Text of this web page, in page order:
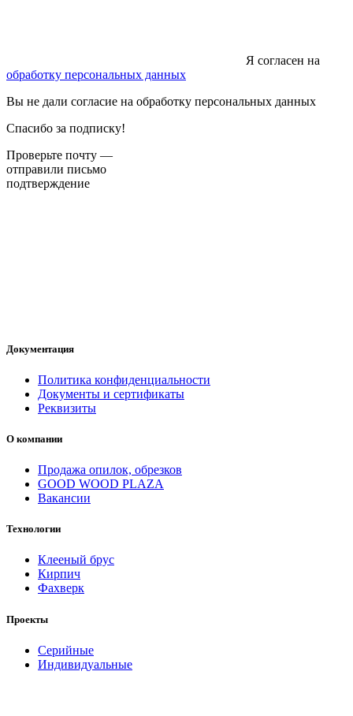
Я согласен на
обработку персональных данных
Вы не дали согласие на обработку персональных данных
Спасибо за подписку!
Проверьте почту —
отправили письмо
подтверждение
Документация
Политика конфиденциальности
Документы и сертификаты
Реквизиты
О компании
Продажа опилок, обрезков
GOOD WOOD PLAZA
Вакансии
Технологии
Клееный брус
Кирпич
Фахверк
Проекты
Серийные
Индивидуальные